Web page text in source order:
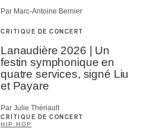
Par Marc-Antoine Bernier
CRITIQUE DE CONCERT
Lanaudière 2026 | Un
festin symphonique en
quatre services, signé Liu
et Payare
Par Julie Thériault
CRITIQUE DE CONCERT
HIP HOP